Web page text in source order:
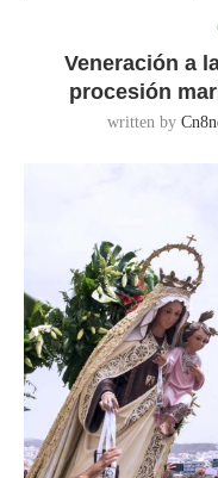
Veneración a
procesión
written by